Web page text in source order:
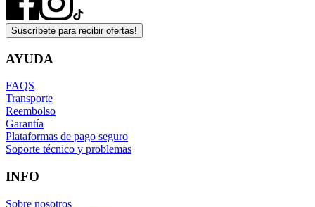
Suscríbete para recibir ofertas!
AYUDA
FAQS
Transporte
Reembolso
Garantía
Plataformas de pago seguro
Soporte técnico y problemas
INFO
Sobre nosotros